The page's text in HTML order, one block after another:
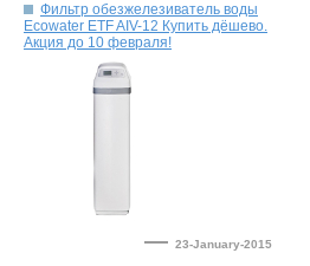
Фильтр обезжелезиватель воды
Ecowater ETF AIV-12 Купить дёшево.
— 23-January-2015